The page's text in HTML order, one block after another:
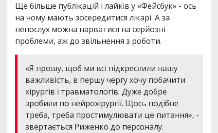
Ще більше публікацій і лайків у «Фейсбук» - ось
на чому мають зосередитися лікарі. А за
непослух можна нарватися на серйозні
проблеми, аж до звільнення з роботи.
«Я прошу, щоб ми всі підкреслили нашу
важливість, в першу чергу хочу побачити
хірургів і травматологів. Дуже добре
зробили по нейрохірургії. Щось подібне
треба, треба простимулювати це питання», -
звертається Риженко до персоналу.